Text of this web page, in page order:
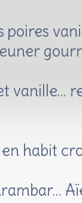
vanille…
habit